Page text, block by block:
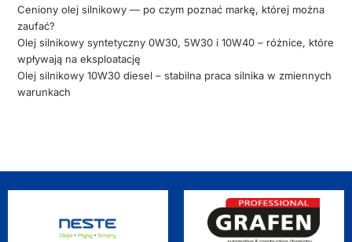
Ceniony olej silnikowy — po czym poznać markę, której można
zaufać?
Olej silnikowy syntetyczny 0W30, 5W30 i 10W40 – różnice, które
wpływają na eksploatację
Olej silnikowy 10W30 diesel – stabilna praca silnika w zmiennych
warunkach